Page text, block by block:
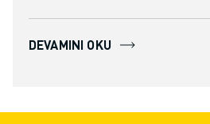
DEVAMINI OKU